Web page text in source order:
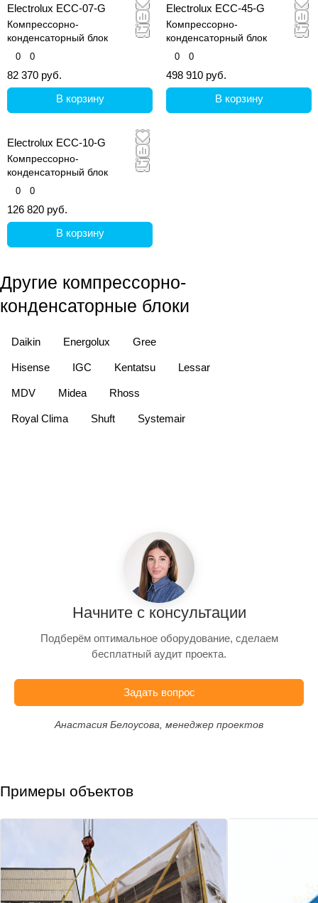
Electrolux ECC-07-G
Компрессорно-
конденсаторный блок
0 0
82 370 руб.
В корзину
Electrolux ECC-45-G
Компрессорно-
конденсаторный блок
0 0
498 910 руб.
В корзину
Electrolux ECC-10-G
Компрессорно-
конденсаторный блок
0 0
126 820 руб.
В корзину
Другие компрессорно-
конденсаторные блоки
Daikin Energolux Gree
Hisense IGC Kentatsu Lessar
MDV Midea Rhoss
Royal Clima Shuft Systemair
Начните с консультации
Подберём оптимальное оборудование, сделаем
бесплатный аудит проекта.
Задать вопрос
Анастасия Белоусова, менеджер проектов
Примеры объектов